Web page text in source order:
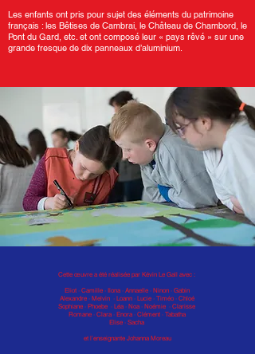
Les enfants ont pris pour sujet des éléments du patrimoine
français : les Bêtises de Cambrai, le Château de Chambord, le
Pont du Gard, etc. et ont composé leur « pays rêvé » sur une
grande fresque de dix panneaux d’aluminium.
Cette œuvre a été réalisée par Kévin Le Gall avec :
Eliot · Camille · Ilona · Annaelle · Ninon · Gabin
Alexandre · Melvin · Loann · Lucie · Timéo · Chloé
Sophiane · Phoebe · Léa · Noa · Noémie · Clarisse
Romane · Clara · Enora · Clément · Tabatha
Elise · Sacha
et l’enseignante Johanna Moreau